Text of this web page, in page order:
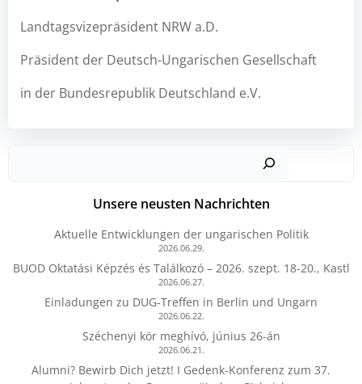
Landtagsvizepräsident NRW a.D.
Präsident der Deutsch-Ungarischen Gesellschaft
in der Bundesrepublik Deutschland e.V.
Unsere neusten Nachrichten
Aktuelle Entwicklungen der ungarischen Politik
2026.06.29.
BUOD Oktatási Képzés és Találkozó – 2026. szept. 18-20., Kastl
2026.06.27.
Einladungen zu DUG-Treffen in Berlin und Ungarn
2026.06.22.
Széchenyi kör meghívó, június 26-án
2026.06.21.
Alumni? Bewirb Dich jetzt! I Gedenk-Konferenz zum 37.